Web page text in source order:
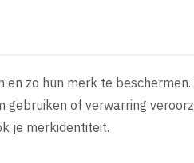
zo hun merk te beschermen.
gebruiken of verwarring
je merkidentiteit.